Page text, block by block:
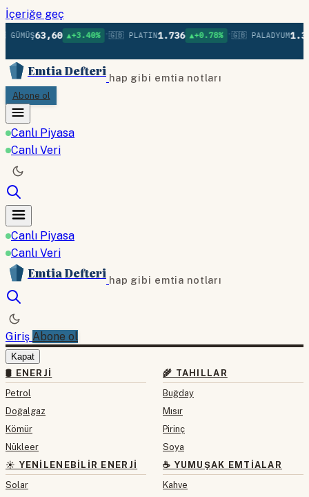
İçeriğe geç
63,60 ▲+3.40% • 🇬🇧 PLATIN1.736 ▲+0.78% • 🇬🇧 PALADYUM
Emtia Defteri hap gibi emtia notları
Abone ol
Canlı Piyasa
Canlı Veri
Canlı Piyasa
Canlı Veri
Emtia Defteri hap gibi emtia notları
Giriş Abone ol
Kapat
🛢 ENERJI
Petrol
Doğalgaz
Kömür
Nükleer
☀️ YENILENEBILIR ENERJI
Solar
🌾 TAHILLAR
Buğday
Mısır
Pirinç
Soya
☕ YUMUŞAK EMTIALAR
Kahve